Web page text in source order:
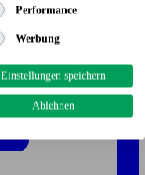
Performance
Werbung
Einstellungen speichern
Ablehnen